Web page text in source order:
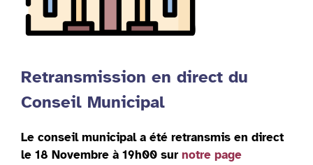
Retransmission en direct du
Conseil Municipal
Le conseil municipal a été retransmis en direct
le 18 Novembre à 19h00 sur notre page